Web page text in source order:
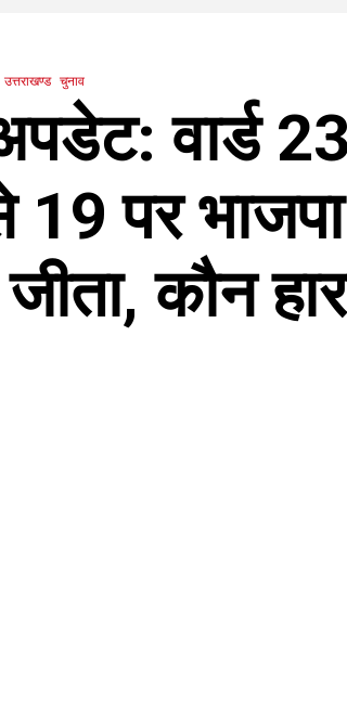
उत्तराखण्ड चुनाव
अपडेट: वार्ड
पर
कौन